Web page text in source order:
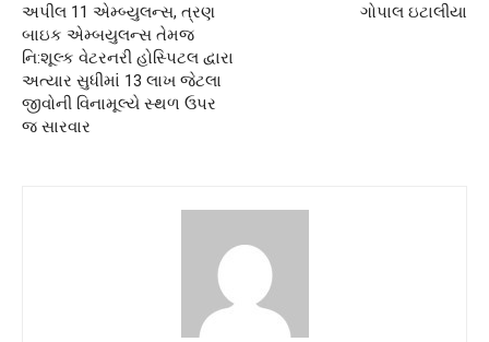
અપીલ 11 એમ્બ્યુલન્સ, ત્રણ
બાઇક એમ્બયુલન્સ તેમજ
નિ:શૂલ્ક વેટરનરી હોસ્પિટલ દ્વારા
અત્યાર સુધીમાં 13 લાખ જેટલા
જીવોની વિનામૂલ્યે સ્થળ ઉપર
જ સારવાર
ગોપાલ ઇટાલીયા